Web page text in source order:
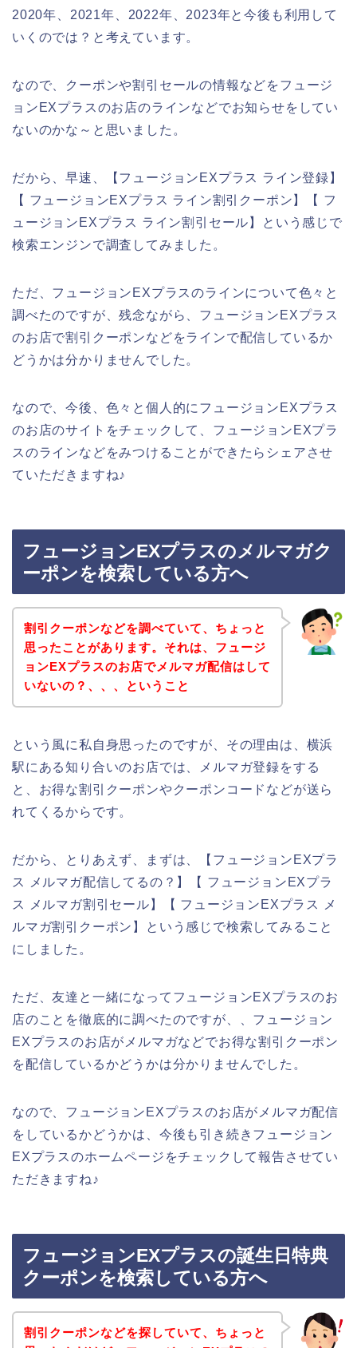
2020年、2021年、2022年、2023年と今後も利用して
いくのでは？と考えています。
なので、クーポンや割引セールの情報などをフュージ
ョンEXプラスのお店のラインなどでお知らせをしてい
ないのかな～と思いました。
だから、早速、【フュージョンEXプラス ライン登録】
【 フュージョンEXプラス ライン割引クーポン】【 フ
ュージョンEXプラス ライン割引セール】という感じで
検索エンジンで調査してみました。
ただ、フュージョンEXプラスのラインについて色々と
調べたのですが、残念ながら、フュージョンEXプラス
のお店で割引クーポンなどをラインで配信しているか
どうかは分かりませんでした。
なので、今後、色々と個人的にフュージョンEXプラス
のお店のサイトをチェックして、フュージョンEXプラ
スのラインなどをみつけることができたらシェアさせ
ていただきますね♪
フュージョンEXプラスのメルマガク
ーポンを検索している方へ
割引クーポンなどを調べていて、ちょっと
思ったことがあります。それは、フュージ
ョンEXプラスのお店でメルマガ配信はして
いないの？、、、ということ
という風に私自身思ったのですが、その理由は、横浜
駅にある知り合いのお店では、メルマガ登録をする
と、お得な割引クーポンやクーポンコードなどが送ら
れてくるからです。
だから、とりあえず、まずは、【フュージョンEXプラ
ス メルマガ配信してるの？】【 フュージョンEXプラ
ス メルマガ割引セール】【 フュージョンEXプラス メ
ルマガ割引クーポン】という感じで検索してみること
にしました。
ただ、友達と一緒になってフュージョンEXプラスのお
店のことを徹底的に調べたのですが、、フュージョン
EXプラスのお店がメルマガなどでお得な割引クーポン
を配信しているかどうかは分かりませんでした。
なので、フュージョンEXプラスのお店がメルマガ配信
をしているかどうかは、今後も引き続きフュージョン
EXプラスのホームページをチェックして報告させてい
ただきますね♪
フュージョンEXプラスの誕生日特典
クーポンを検索している方へ
割引クーポンなどを探していて、ちょっと